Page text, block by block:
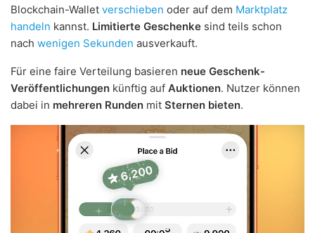
Blockchain-Wallet verschieben oder auf dem Marktplatz
handeln kannst. Limitierte Geschenke sind teils schon
nach wenigen Sekunden ausverkauft.
Für eine faire Verteilung basieren neue Geschenk-
Veröffentlichungen künftig auf Auktionen. Nutzer können
dabei in mehreren Runden mit Sternen bieten.